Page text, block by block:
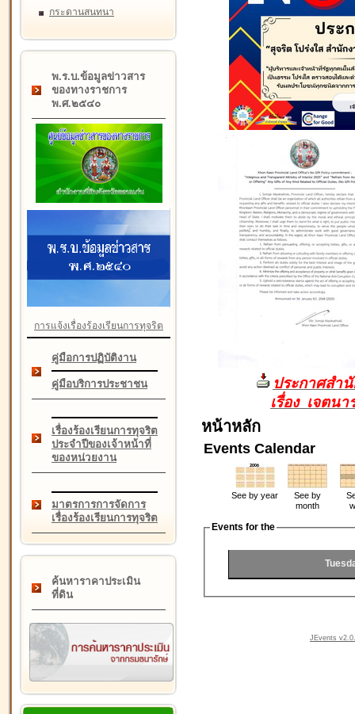
กระดานสนทนา
พ.ร.บ.ข้อมูลข่าวสาร
ของทางราชการ
พ.ศ.๒๕๔๐
การแจ้งเรื่องร้องเรียนการทุจริต
คู่มือการปฏิบัติงาน
คู่มือบริการประชาชน
เรื่องร้องเรียนการทุจริต
ประจำปีของเจ้าหน้าที่
ของหน่วยงาน
มาตรการการจัดการ
เรื่องร้องเรียนการทุจริต
ค้นหาราคาประเมิน
ที่ดิน
ประกาศสำ
เรื่อง เจตน
หน้าหลัก
Events Calendar
See by year
See by
month
Events for the
JEvents